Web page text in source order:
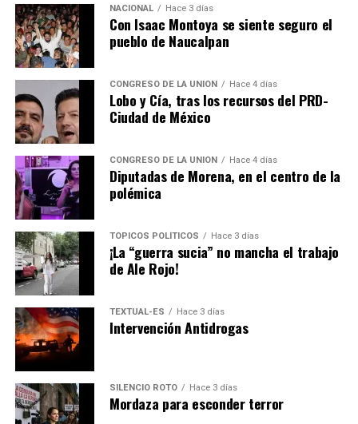
Todo indica que no hubo mantenimiento de manera
correcta, ya sea por omisión, no hubo un programa
específico o simplemente no ejercieron el presupuesto
requerido, y lo que pagan los platos rotos, como
siempre, son los vecinos y colonos.
No le busquen tres pies al gato, pero el responsable del
colapso de la bomba es el Consejo Directivo de SAPASA,
encabezado por el presidente municipalPedro
Rodríguez Villegas.
El director general,
secretario técnico del Consejo Directivo, pero no tiene
injerencia alguna ni poder de decisión.
Rodríguez Villegas
administración y operación del Consejo Directivo de
SAPASA, así de fácil y sencillo.
El personal de SAPASA hace milagros para mantener en
buen estado y operando lo mejor posible para resolver
la problemática del desabasto de agua.
NACIONAL Hace 3 días
Con Isaac Montoya se siente seguro el
pueblo de Naucalpan
CONGRESO DE LA UNIÓN Hace 4 días
Lobo y Cía, tras los recursos del PRD-
Ciudad de México
CONGRESO DE LA UNIÓN Hace 4 días
Diputadas de Morena, en el centro de la
polémica
TÓPICOS POLÍTICOS Hace 3 días
¡La “guerra sucia” no mancha el trabajo
de Ale Rojo!
TEXTUAL-ES Hace 3 días
Intervención Antidrogas
SILENCIO ROTO Hace 3 días
Mordaza para esconder terror